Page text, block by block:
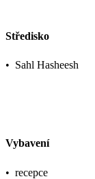
Středisko
• Sahl Hasheesh
Vybavení
• recepce